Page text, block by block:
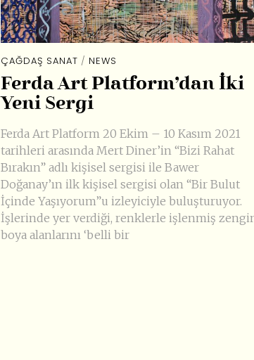
ÇAĞDAŞ SANAT / NEWS
Ferda Art Platform’dan İki
Yeni Sergi
Ferda Art Platform 20 Ekim – 10 Kasım 2021
tarihleri arasında Mert Diner’in “Bizi Rahat
Bırakın” adlı kişisel sergisi ile Bawer
Doğanay’ın ilk kişisel sergisi olan “Bir Bulut
İçinde Yaşıyorum”u izleyiciyle buluşturuyor.
İşlerinde yer verdiği, renklerle işlenmiş
boya alanlarını ‘belli bir